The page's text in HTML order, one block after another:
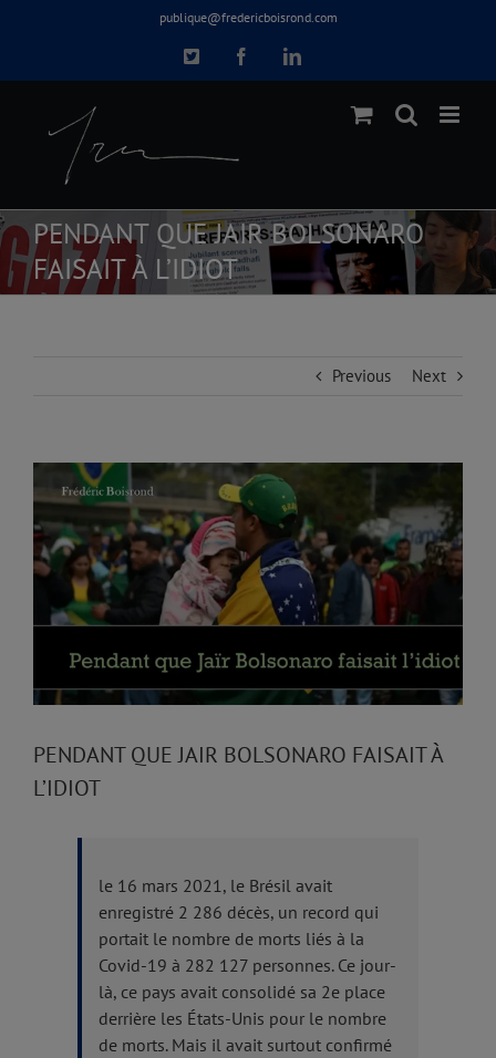
publique@fredericboisrond.com
X FacebookLinkedIn
PENDANT QUE JAIR BOLSONARO
FAISAIT À L’IDIOT
Previous Next
Larger
Image
PENDANT QUE JAIR BOLSONARO FAISAIT À
L’IDIOT
le 16 mars 2021, le Brésil avait
enregistré 2 286 décès, un record qui
portait le nombre de morts liés à la
Covid-19 à 282 127 personnes. Ce jour-
là, ce pays avait consolidé sa 2e place
derrière les États-Unis pour le nombre
de morts. Mais il avait surtout confirmé